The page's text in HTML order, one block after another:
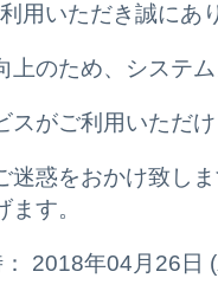
用いただき誠にあ
上のため、システ
スがご利用いただ
迷惑をおかけ致し
す。
2018年04月26日